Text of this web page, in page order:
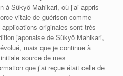
à Sûkyô Mahikari, où j’ai appris
vitale de guérison comme
originales sont très
japonaise de Sûkyô Mahikari,
mais que je continue à
source de mes
que j’ai reçue était celle de